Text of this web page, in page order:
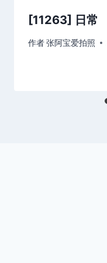
[11263] 日常
作者张阿宝爱拍照